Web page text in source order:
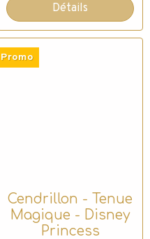
Détails
Promo
Cendrillon - Tenue
Magique - Disney
Princess